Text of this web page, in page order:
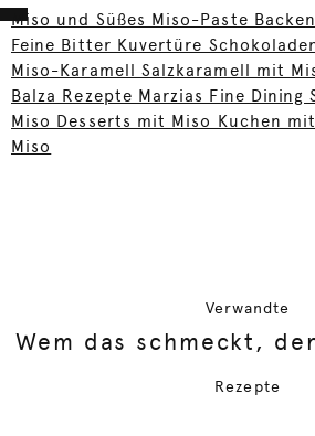
Miso und Süßes Miso-Paste
Feine Bitter Kuvertüre
Miso-Karamell Salzkaramell mit
Balza Rezepte Marzias Fine Dining
Miso Desserts mit Miso Kuchen
Miso
Verwandte
Wem das schmeckt,
Rezepte